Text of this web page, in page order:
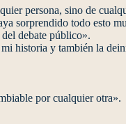
persona, sino de
sorprendido todo esto
debate público».
historia y también la
por cualquier otra».